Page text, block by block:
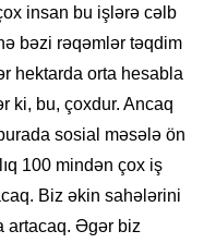
insan bu işlərə cəlb
bəzi rəqəmlər təqdim
hektarda orta hesabla
ki, bu, çoxdur. Ancaq
sosial məsələ ön
100 mindən çox iş
Biz əkin sahələrini
artacaq. Əgər biz